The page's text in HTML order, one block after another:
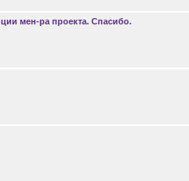
мен-ра проекта. Спасибо.